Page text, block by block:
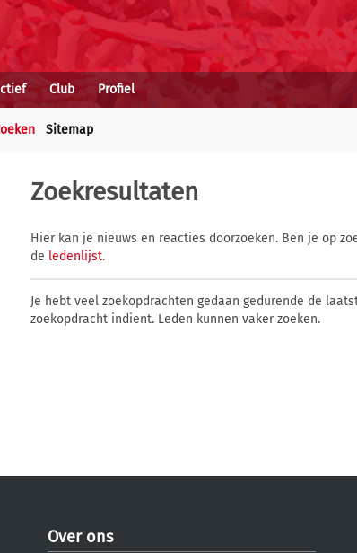
Club Profiel
Sitemap
Zoekresultaten
Hier kan je nieuws en reacties doorzoeken. Ben je op
de ledenlijst.
Je hebt veel zoekopdrachten gedaan gedurende de
zoekopdracht indient. Leden kunnen vaker zoeken.
Over ons